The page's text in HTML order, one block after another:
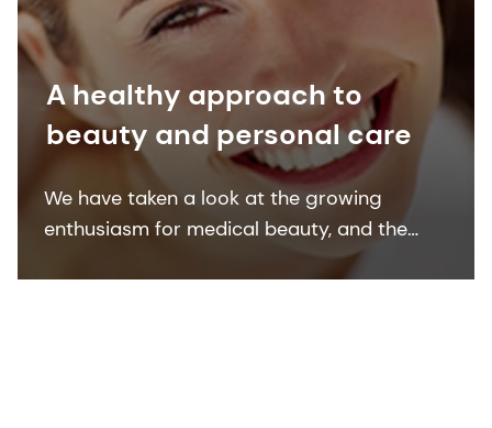
A healthy approach to
beauty and personal care
We have taken a look at the growing
enthusiasm for medical beauty, and the
products serving this trend, to ensure we